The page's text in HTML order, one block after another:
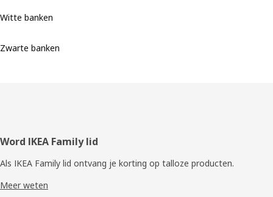
Witte banken
Zwarte banken
Voettekst
Word IKEA Family lid
Als IKEA Family lid ontvang je korting op talloze producten.
Meer weten